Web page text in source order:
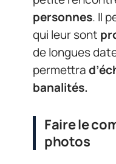
personnes. Il
qui leur sont
de longues
permettra
banalités.
Faire le
photos